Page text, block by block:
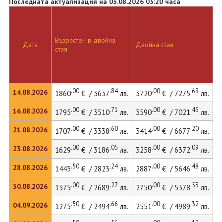
Дата
14.08.2026
16.08.2026
21.08.2026
23.08.2026
28.08.2026
30.08.2026
04.09.2026
Възрастен в двойна
стая
Двойна стая
1860.00€ / 3637.84лв. 3720.00€ / 7275.69 лв.
1795.00€ / 3510.71 лв. 3590.00€ / 7021.43 лв.
1707.00€ / 3338.60лв. 3414.00€ / 6677.20лв.
1629.00€ / 3186.05 лв. 3258.00€ / 6372.09 лв.
1443.50€ / 2823.24лв. 2887.00€ / 5646.48 лв.
1375.00€ / 2689.27 лв. 2750.00€ / 5378.53 лв.
1275.50€ / 2494.66 лв. 2551.00€ / 4989.32 лв.